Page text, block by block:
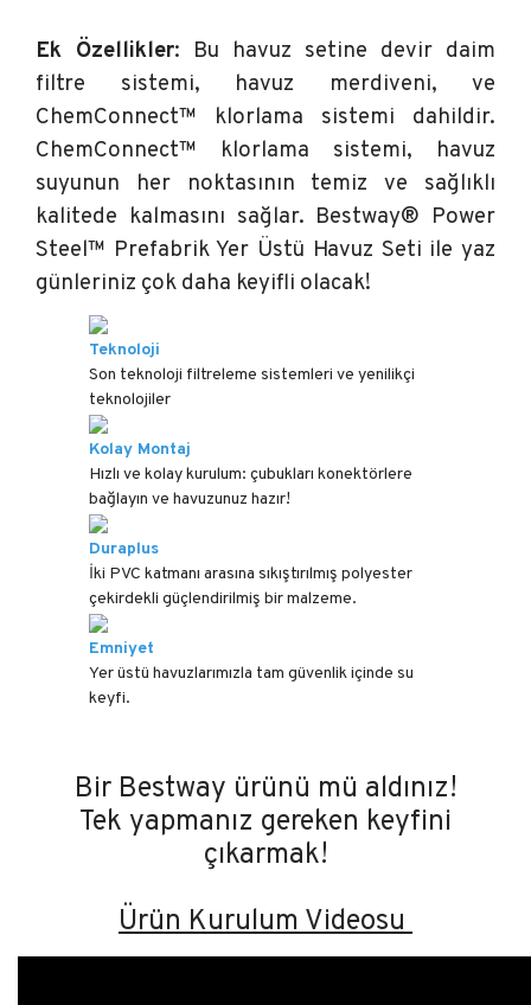
Ek Özellikler: Bu havuz setine devir daim
filtre sistemi, havuz merdiveni, ve
ChemConnect™ klorlama sistemi dahildir.
ChemConnect™ klorlama sistemi, havuz
suyunun her noktasının temiz ve sağlıklı
kalitede kalmasını sağlar. Bestway® Power
Steel™ Prefabrik Yer Üstü Havuz Seti ile yaz
günleriniz çok daha keyifli olacak!
Teknoloji
Son teknoloji filtreleme sistemleri ve yenilikçi
teknolojiler
Kolay Montaj
Hızlı ve kolay kurulum: çubukları konektörlere
bağlayın ve havuzunuz hazır!
Duraplus
İki PVC katmanı arasına sıkıştırılmış polyester
çekirdekli güçlendirilmiş bir malzeme.
Emniyet
Yer üstü havuzlarımızla tam güvenlik içinde su
keyfi.
Bir Bestway ürünü mü aldınız!
Tek yapmanız gereken keyfini
çıkarmak!
Ürün Kurulum Videosu